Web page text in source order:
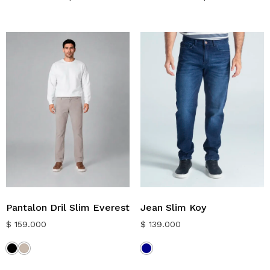
Pantalon Dril Slim Everest
$ 159.000
Jean Slim Koy
$ 139.000